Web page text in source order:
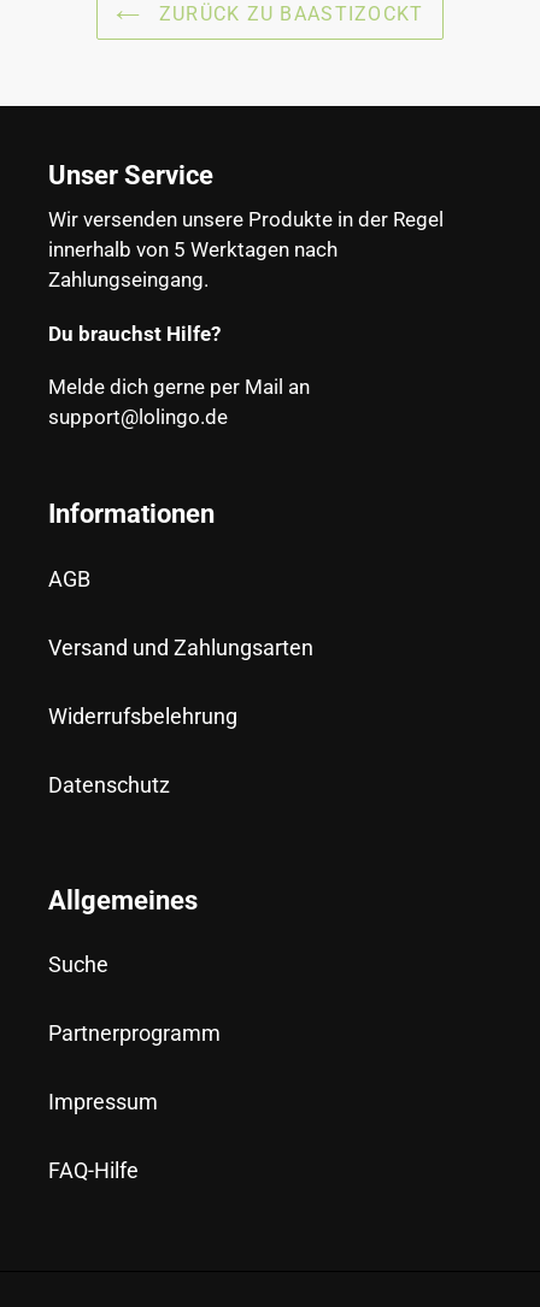
ZURÜCK ZU BAASTIZOCKT
Unser Service
Wir versenden unsere Produkte in der Regel
innerhalb von 5 Werktagen nach
Zahlungseingang.
Du brauchst Hilfe?
Melde dich gerne per Mail an
support@lolingo.de
Informationen
AGB
Versand und Zahlungsarten
Widerrufsbelehrung
Datenschutz
Allgemeines
Suche
Partnerprogramm
Impressum
FAQ-Hilfe